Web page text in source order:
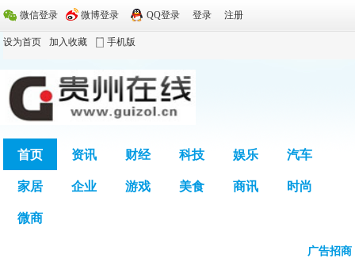
微信登录 微博登录 QQ登录 登录 注册
设为首页 加入收藏 手机版
首页 资讯 财经 科技 娱乐 汽车
家居 企业 游戏 美食 商讯 时尚
微商
广告招商